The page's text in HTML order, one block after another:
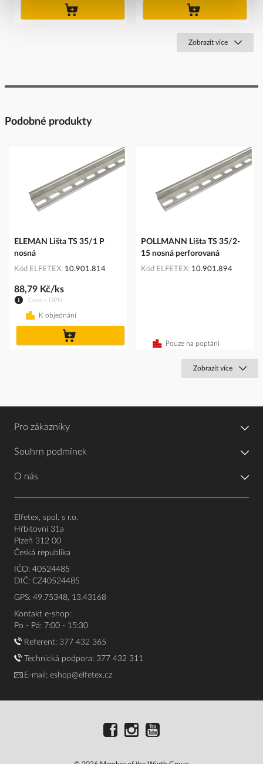
Zobrazit více
Podobné produkty
ELEMAN Lišta TS 35/1 P
nosná
Kód ELFETEX 10.901.814
Cena s DPH
88,79 Kč/ks
K objednání
POLLMANN Lišta TS 35/2-
15 nosná perforovaná
Kód ELFETEX 10.901.894
Pouze na poptání
Zobrazit více
Pro zákazníky
Souhrn podmínek
O nás
Elfetex, spol. s r.o.
Hřbitovní 31a
Plzeň 312 00
Česká republika
IČO: 40524485
DIČ: CZ40524485
GPS: 49.75348, 13.43168
Kontakt e-shop:
Po - Pá: 7:00 - 15:30
Referent: 377 432 365
Technická podpora: 377 432 311
E-mail: eshop@elfetex.cz